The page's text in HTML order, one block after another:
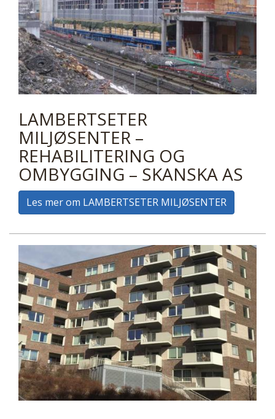
LAMBERTSETER
MILJØSENTER –
REHABILITERING OG
OMBYGGING – SKANSKA AS
Les mer om LAMBERTSETER MILJØSENTER